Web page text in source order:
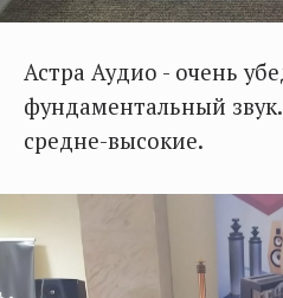
Астра Аудио - очень
фундаментальный
средне-высокие.